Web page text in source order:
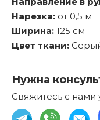
Нарезка: от 0,5 м
Ширина: 125 см
Цвет ткани:
Нужна
Свяжитесь с